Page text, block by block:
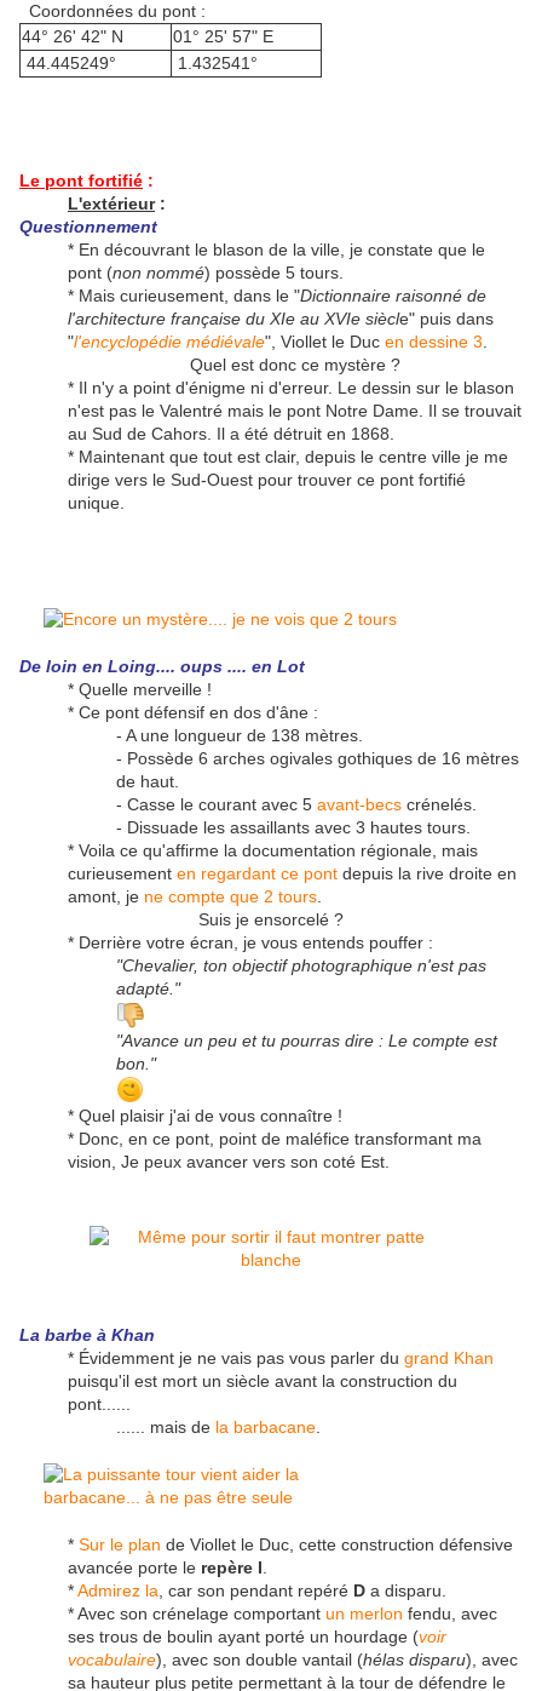
Coordonnées du pont :
44° 26' 42" N
01° 25' 57" E
44.445249°
1.432541°
Le pont fortifié :
L'extérieur:
Questionnement
* En découvrant le blason de la ville, je constate que le
pont (non nommé) possède 5 tours.
* Mais curieusement, dans le "Dictionnaire raisonné de
l'architecture française du XIe au XVIe siècle" puis dans
"l'encyclopédie médiévale", Viollet le Duc en dessine 3
Quel est donc ce mystère ?
* Il n'y a point d'énigme ni d'erreur. Le dessin sur le blason
n'est pas le Valentré mais le pont Notre Dame. Il se trouvait
au Sud de Cahors. Il a été détruit en 1868.
* Maintenant que tout est clair, depuis le centre ville je me
dirige vers le Sud-Ouest pour trouver ce pont fortifié
unique.
De loin en Loing.... oups .... en Lot
* Quelle merveille !
* Ce pont défensif en dos d'âne :
- A une longueur de 138 mètres.
- Possède 6 arches ogivales gothiques de 16 mètres
de haut.
- Casse le courant avec 5 avant-becs crénelés.
- Dissuade les assaillants avec 3 hautes tours.
* Voila ce qu'affirme la documentation régionale, mais
curieusement en regardant ce pont depuis la rive droite en
amont, je ne compte que 2 tours
Suis je ensorcelé ?
* Derrière votre écran, je vous entends pouffer :
"Chevalier, ton objectif photographique n'est pas
adapté."
"Avance un peu et tu pourras dire : Le compte est
bon."
* Quel plaisir j'ai de vous connaître !
* Donc, en ce pont, point de maléfice transformant ma
vision, Je peux avancer vers son coté Est.
La barbe à Khan
* Évidemment je ne vais pas vous parler du grand Khan
puisqu'il est mort un siècle avant la construction du
pont......
...... mais de la barbacane
* Sur le plan de Viollet le Duc, cette construction défensive
avancée porte le repère I
*Admirez la , car son pendant repéré D a disparu.
* Avec son crénelage comportant un merlon fendu, avec
ses trous de boulin ayant porté un hourdage (voir
vocabulaire), avec son double vantail (hélas disparu), avec
sa hauteur plus petite permettant à la tour de défendre le